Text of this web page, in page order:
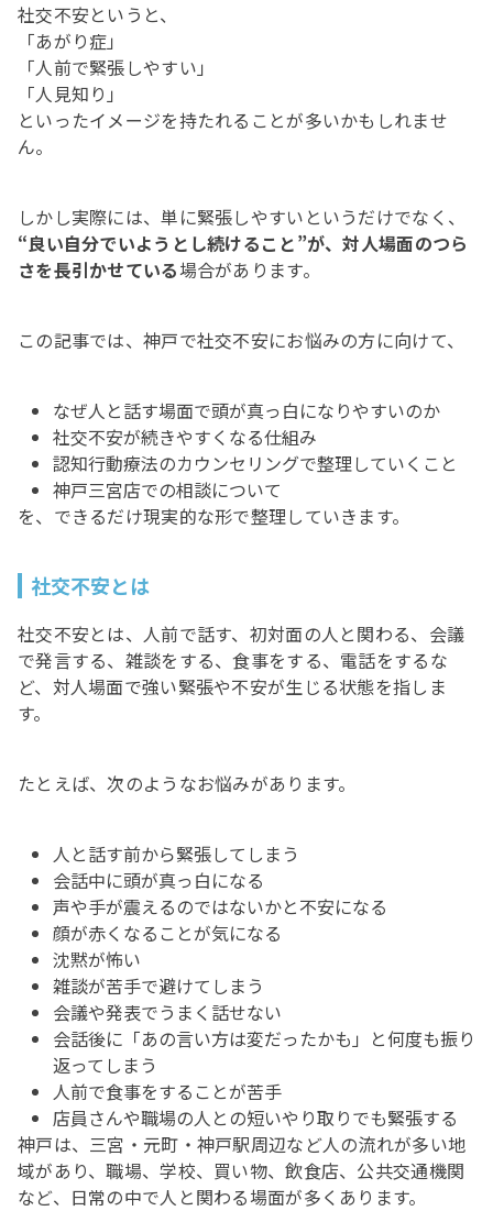
社交不安というと、
「あがり症」
「人前で緊張しやすい」
「人見知り」
といったイメージを持たれることが多いかもしれませ
ん。
しかし実際には、単に緊張しやすいというだけでなく、
“良い自分でいようとし続けること”が、対人場面のつら
さを長引かせている場合があります。
この記事では、神戸で社交不安にお悩みの方に向けて、
なぜ人と話す場面で頭が真っ白になりやすいのか
社交不安が続きやすくなる仕組み
認知行動療法のカウンセリングで整理していくこと
神戸三宮店での相談について
を、できるだけ現実的な形で整理していきます。
社交不安とは
社交不安とは、人前で話す、初対面の人と関わる、会議
で発言する、雑談をする、食事をする、電話をするな
ど、対人場面で強い緊張や不安が生じる状態を指しま
す。
たとえば、次のようなお悩みがあります。
人と話す前から緊張してしまう
会話中に頭が真っ白になる
声や手が震えるのではないかと不安になる
顔が赤くなることが気になる
沈黙が怖い
雑談が苦手で避けてしまう
会議や発表でうまく話せない
会話後に「あの言い方は変だったかも」と何度も振り
返ってしまう
人前で食事をすることが苦手
店員さんや職場の人との短いやり取りでも緊張する
神戸は、三宮・元町・神戸駅周辺など人の流れが多い地
域があり、職場、学校、買い物、飲食店、公共交通機関
など、日常の中で人と関わる場面が多くあります。